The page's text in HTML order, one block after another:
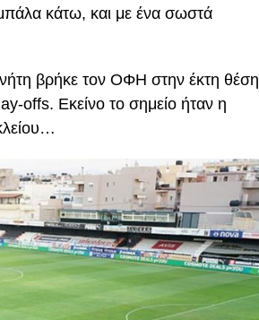
κάτω, και με ένα σωστά
βρήκε τον ΟΦΗ στην έκτη θέση
offs. Εκείνο το σημείο ήταν η